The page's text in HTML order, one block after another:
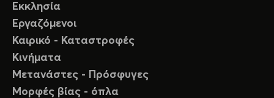
Εκκλησία
Εργαζόμενοι
Καιρικό - Καταστροφές
Κινήματα
Μετανάστες - Πρόσφυγες
Μορφές βίας - όπλα